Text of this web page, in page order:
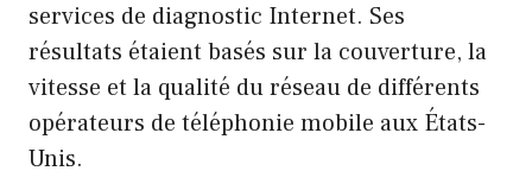
services de diagnostic Internet. Ses
résultats étaient basés sur la couverture, la
vitesse et la qualité du réseau de différents
opérateurs de téléphonie mobile aux États-
Unis.